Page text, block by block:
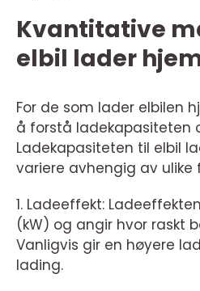
Kvantitative
elbil lader
For de som lader elbilen
å forstå ladekapasiteten
Ladekapasiteten til elbil
variere avhengig av ulike
1. Ladeeffekt:
(kW) og angir hvor raskt
Vanligvis gir en høyere
lading.